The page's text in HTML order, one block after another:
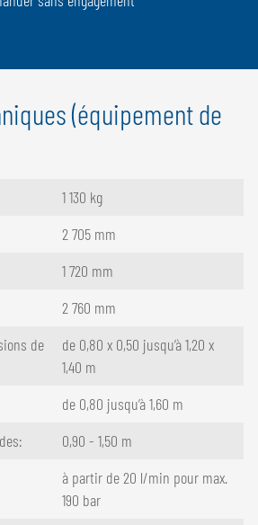
(équipement de
1 130 kg
2 705 mm
1 720 mm
2 760 mm
de
de 0,80 x 0,50 jusqu’à 1,20 x
1,40 m
de 0,80 jusqu’à 1,60 m
0,90 - 1,50 m
à partir de 20 l/min pour max.
190 bar